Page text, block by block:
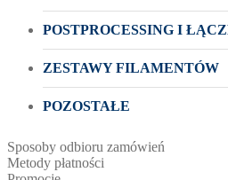
POSTPROCESSING I
ZESTAWY FILAMENTÓW
POZOSTAŁE
Sposoby odbioru zamówień
Metody płatności